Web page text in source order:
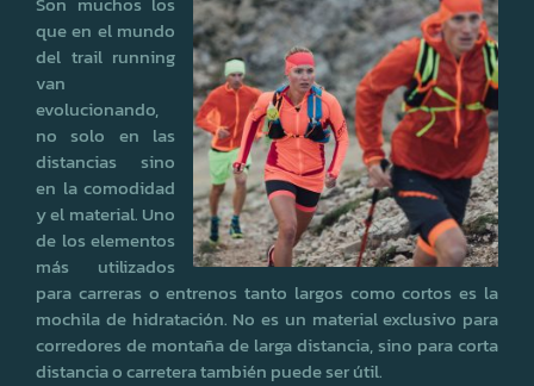
que en el mundo
del trail running
van
evolucionando,
no solo en las
distancias sino
en la comodidad
y el material. Uno
de los elementos
más utilizados
para carreras o entrenos tanto largos como cortos es la
mochila de hidratación. No es un material exclusivo para
corredores de montaña de larga distancia, sino para corta
distancia o carretera también puede ser útil.